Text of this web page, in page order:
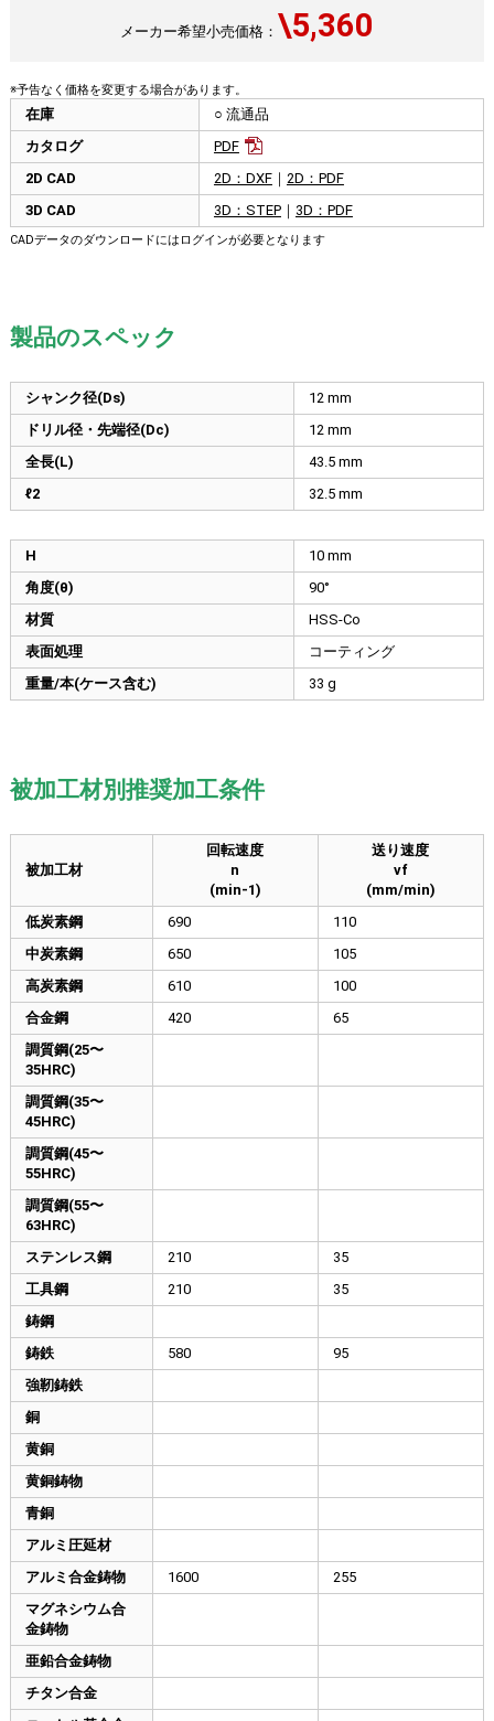
メーカー希望小売価格： \5,360
※予告なく価格を変更する場合があります。
在庫
○ 流通品
カタログ
PDF
2D CAD
2D：DXF｜ 2D：PDF
3D CAD
3D：STEP｜ 3D：PDF
CADデータのダウンロードにはログインが必要となります
製品のスペック
シャンク径(Ds) 12 mm
ドリル径・先端径(Dc)
12 mm
全長(L)
43.5 mm
ℓ2
32.5 mm
H 10 mm
角度(θ)
90°
材質
HSS-Co
表面処理
コーティング
重量/本(ケース含む)
33 g
被加工材別推奨加工条件
被加工材
回転速度
n
(min-1)
送り速度
νf
(mm/min)
低炭素鋼
690
110
中炭素鋼
650
105
高炭素鋼
610
100
合金鋼
420
65
調質鋼(25〜
35HRC)
調質鋼(35〜
45HRC)
調質鋼(45〜
55HRC)
調質鋼(55〜
63HRC)
ステンレス鋼
210
35
工具鋼
210
35
鋳鋼
鋳鉄
580
95
強靭鋳鉄
銅
黄銅
黄銅鋳物
青銅
アルミ圧延材
アルミ合金鋳物
1600
255
マグネシウム合
金鋳物
亜鉛合金鋳物
チタン合金